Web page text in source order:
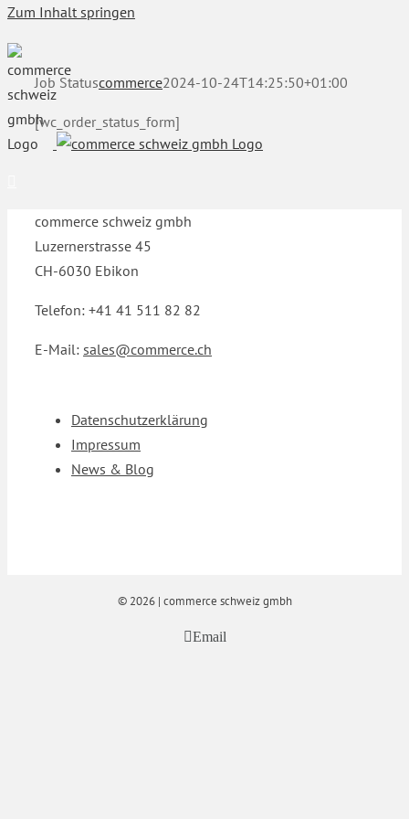
Zum Inhalt springen
Job Statuscommerce2024-10-24T14:25:50+01:00
[wc_order_status_form]
commerce schweiz gmbh
Luzernerstrasse 45
CH-6030 Ebikon
Telefon: +41 41 511 82 82
E-Mail: sales@commerce.ch
Datenschutzerklärung
Impressum
News & Blog
© 2026 | commerce schweiz gmbh
Email